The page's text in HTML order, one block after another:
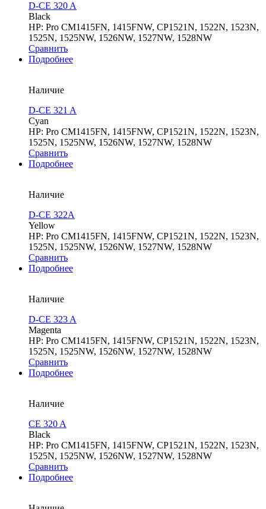
D-CE 320 A
Black
HP: Pro CM1415FN, 1415FNW, CP1521N, 1522N, 1523N,
1525N, 1525NW, 1526NW, 1527NW, 1528NW
Сравнить
Подробнее
Наличие
D-CE 321 A
Cyan
HP: Pro CM1415FN, 1415FNW, CP1521N, 1522N, 1523N,
1525N, 1525NW, 1526NW, 1527NW, 1528NW
Сравнить
Подробнее
Наличие
D-CE 322A
Yellow
HP: Pro CM1415FN, 1415FNW, CP1521N, 1522N, 1523N,
1525N, 1525NW, 1526NW, 1527NW, 1528NW
Сравнить
Подробнее
Наличие
D-CE 323 A
Magenta
HP: Pro CM1415FN, 1415FNW, CP1521N, 1522N, 1523N,
1525N, 1525NW, 1526NW, 1527NW, 1528NW
Сравнить
Подробнее
Наличие
CE 320 A
Black
HP: Pro CM1415FN, 1415FNW, CP1521N, 1522N, 1523N,
1525N, 1525NW, 1526NW, 1527NW, 1528NW
Сравнить
Подробнее